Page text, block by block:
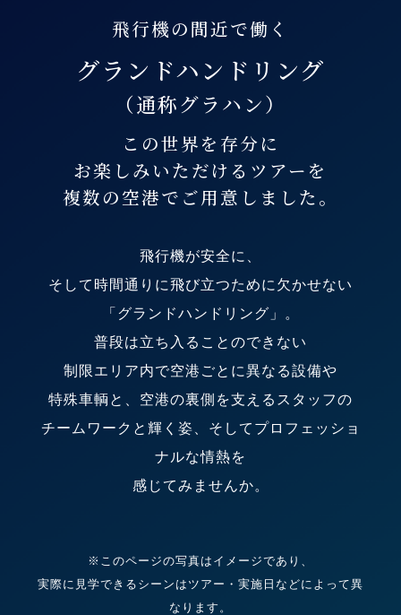
飛行機の間近で働く
グランドハンドリング
（通称グラハン）
この世界を存分に
お楽しみいただけるツアーを
複数の空港でご用意しました。
飛行機が安全に、
そして時間通りに飛び立つために欠かせない
「グランドハンドリング」。
普段は立ち入ることのできない
制限エリア内で空港ごとに異なる設備や
特殊車輌と、空港の裏側を支えるスタッフの
チームワークと輝く姿、そしてプロフェッショ
ナルな情熱を
感じてみませんか。
※このページの写真はイメージであり、
実際に見学できるシーンはツアー・実施日などによって異
なります。